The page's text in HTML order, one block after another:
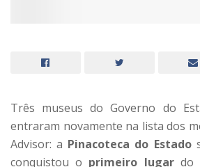
Três museus do Governo do
entraram novamente na lista dos
Advisor: a Pinacoteca do Estado
conquistou o primeiro lugardo